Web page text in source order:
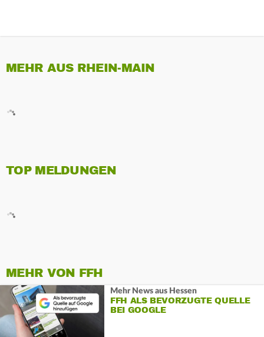
MEHR AUS RHEIN-MAIN
TOP MELDUNGEN
MEHR VON FFH
Mehr News aus Hessen
FFH ALS BEVORZUGTE QUELLE
BEI GOOGLE